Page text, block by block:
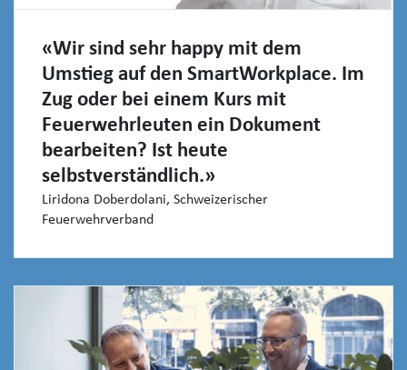
«Wir sind sehr happy mit dem
Umstieg auf den SmartWorkplace. Im
Zug oder bei einem Kurs mit
Feuerwehrleuten ein Dokument
bearbeiten? Ist heute
selbstverständlich.»
Liridona Doberdolani, Schweizerischer
Feuerwehrverband